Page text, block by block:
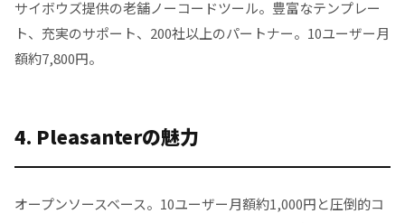
サイボウズ提供の老舗ノーコードツール。豊富なテンプレー
ト、充実のサポート、200社以上のパートナー。10ユーザー月
額約7,800円。
4. Pleasanterの魅力
オープンソースベース。10ユーザー月額約1,000円と圧倒的コ